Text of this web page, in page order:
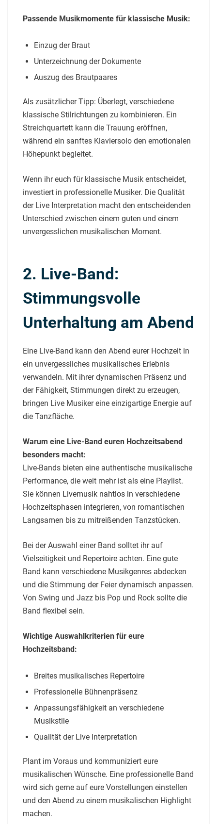
Passende Musikmomente für klassische Musik:
Einzug der Braut
Unterzeichnung der Dokumente
Auszug des Brautpaares
Als zusätzlicher Tipp: Überlegt, verschiedene
klassische Stilrichtungen zu kombinieren. Ein
Streichquartett kann die Trauung eröffnen,
während ein sanftes Klaviersolo den emotionalen
Höhepunkt begleitet.
Wenn ihr euch für klassische Musik entscheidet,
investiert in professionelle Musiker. Die Qualität
der Live Interpretation macht den entscheidenden
Unterschied zwischen einem guten und einem
unvergesslichen musikalischen Moment.
2. Live-Band:
Stimmungsvolle
Unterhaltung am Abend
Eine Live-Band kann den Abend eurer Hochzeit in
ein unvergessliches musikalisches Erlebnis
verwandeln. Mit ihrer dynamischen Präsenz und
der Fähigkeit, Stimmungen direkt zu erzeugen,
bringen Live Musiker eine einzigartige Energie auf
die Tanzfläche.
Warum eine Live-Band euren Hochzeitsabend
besonders macht:
Live-Bands bieten eine authentische musikalische
Performance, die weit mehr ist als eine Playlist.
Sie können Livemusik nahtlos in verschiedene
Hochzeitsphasen integrieren, von romantischen
Langsamen bis zu mitreißenden Tanzstücken.
Bei der Auswahl einer Band solltet ihr auf
Vielseitigkeit und Repertoire achten. Eine gute
Band kann verschiedene Musikgenres abdecken
und die Stimmung der Feier dynamisch anpassen.
Von Swing und Jazz bis Pop und Rock sollte die
Band flexibel sein.
Wichtige Auswahlkriterien für eure
Hochzeitsband:
Breites musikalisches Repertoire
Professionelle Bühnenpräsenz
Anpassungsfähigkeit an verschiedene
Musikstile
Qualität der Live Interpretation
Plant im Voraus und kommuniziert eure
musikalischen Wünsche. Eine professionelle Band
wird sich gerne auf eure Vorstellungen einstellen
und den Abend zu einem musikalischen Highlight
machen.